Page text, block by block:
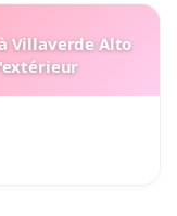
Villaverde Alto